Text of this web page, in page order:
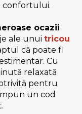
confortului.
ocazii
ale unui tricou
că poate fi
Cu
relaxată
pentru
un cod